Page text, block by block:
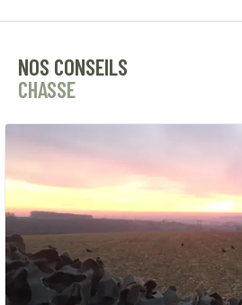
NOS CONSEILS
CHASSE